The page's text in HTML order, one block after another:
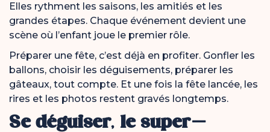
Elles rythment les saisons, les amitiés et les
grandes étapes. Chaque événement devient une
scène où l’enfant joue le premier rôle.
Préparer une fête, c’est déjà en profiter. Gonfler les
ballons, choisir les déguisements, préparer les
gâteaux, tout compte. Et une fois la fête lancée, les
rires et les photos restent gravés longtemps.
Se déguiser, le super-